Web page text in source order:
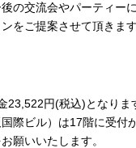
の交流会やパーティー
をご提案させて頂きま
円(税込)となりま
際ビル）は17階に受付
いいたします。